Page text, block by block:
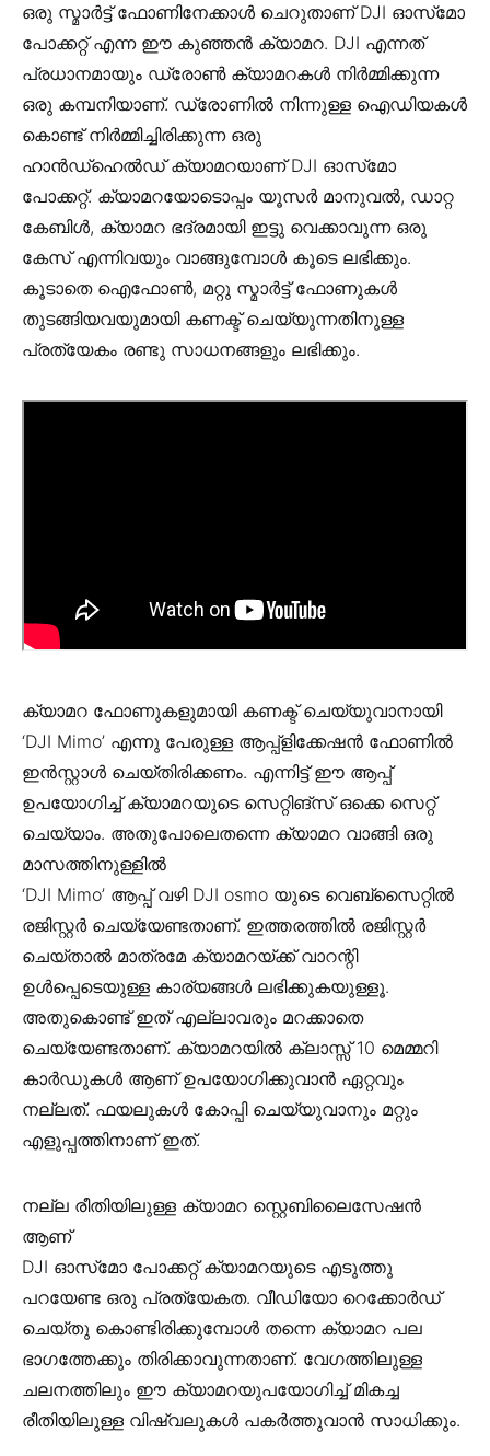
ഒരു സ്മാർട്ട് ഫോണിനേക്കാൾ ചെറുതാണ് DJI ഓസ്‌മോ
പോക്കറ്റ് എന്ന ഈ കുഞ്ഞൻ ക്യാമറ. DJI എന്നത്
പ്രധാനമായും ഡ്രോൺ ക്യാമറകൾ നിർമ്മിക്കുന്ന
ഒരു കമ്പനിയാണ്. ഡ്രോണിൽ നിന്നുള്ള ഐഡിയകൾ
കൊണ്ട് നിർമ്മിച്ചിരിക്കുന്ന ഒരു
ഹാൻഡ്‌ഹെൽഡ് ക്യാമറയാണ് DJI ഓസ്‌മോ
പോക്കറ്റ്. ക്യാമറയോടൊപ്പം യൂസർ മാനുവൽ, ഡാറ്റ
കേബിൾ, ക്യാമറ ഭദ്രമായി ഇട്ടു വെക്കാവുന്ന ഒരു
കേസ് എന്നിവയും വാങ്ങുമ്പോൾ കൂടെ ലഭിക്കും.
കൂടാതെ ഐഫോൺ, മറ്റു സ്മാർട്ട് ഫോണുകൾ
തുടങ്ങിയവയുമായി കണക്ട് ചെയ്യുന്നതിനുള്ള
പ്രത്യേകം രണ്ടു സാധനങ്ങളും ലഭിക്കും.
ക്യാമറ ഫോണുകളുമായി കണക്ട് ചെയ്യുവാനായി
‘DJI Mimo’ എന്നു പേരുള്ള ആപ്പ്ളിക്കേഷൻ ഫോണിൽ
ഇൻസ്റ്റാൾ ചെയ്തിരിക്കണം. എന്നിട്ട് ഈ ആപ്പ്
ഉപയോഗിച്ച് ക്യാമറയുടെ സെറ്റിങ്സ് ഒക്കെ സെറ്റ്
ചെയ്യാം. അതുപോലെതന്നെ ക്യാമറ വാങ്ങി ഒരു
മാസത്തിനുള്ളിൽ
‘DJI Mimo’ ആപ്പ് വഴി DJI osmo യുടെ വെബ്‌സൈറ്റിൽ
രജിസ്റ്റർ ചെയ്യേണ്ടതാണ്. ഇത്തരത്തിൽ രജിസ്റ്റർ
ചെയ്‌താൽ മാത്രമേ ക്യാമറയ്ക്ക് വാറന്റി
ഉൾപ്പെടെയുള്ള കാര്യങ്ങൾ ലഭിക്കുകയുള്ളൂ.
അതുകൊണ്ട് ഇത് എല്ലാവരും മറക്കാതെ
ചെയ്യേണ്ടതാണ്. ക്യാമറയിൽ ക്ലാസ്സ് 10 മെമ്മറി
കാർഡുകൾ ആണ് ഉപയോഗിക്കുവാൻ ഏറ്റവും
നല്ലത്. ഫയലുകൾ കോപ്പി ചെയ്യുവാനും മറ്റും
എളുപ്പത്തിനാണ് ഇത്.
നല്ല രീതിയിലുള്ള ക്യാമറ സ്റ്റെബിലൈസേഷൻ
ആണ്
DJI ഓസ്‌മോ പോക്കറ്റ് ക്യാമറയുടെ എടുത്തു
പറയേണ്ട ഒരു പ്രത്യേകത. വീഡിയോ റെക്കോർഡ്
ചെയ്തു കൊണ്ടിരിക്കുമ്പോൾ തന്നെ ക്യാമറ പല
ഭാഗത്തേക്കും തിരിക്കാവുന്നതാണ്. വേഗത്തിലുള്ള
ചലനത്തിലും ഈ ക്യാമറയുപയോഗിച്ച് മികച്ച
രീതിയിലുള്ള വിഷ്വലുകൾ പകർത്തുവാൻ സാധിക്കും.